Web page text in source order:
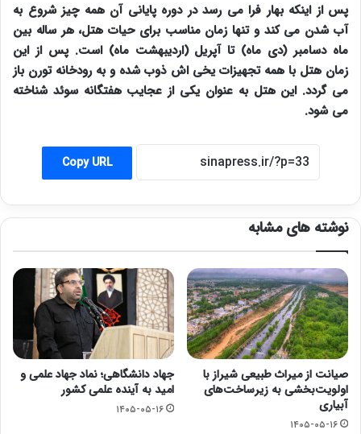
پس از اینکه بهار فرا می رسد در دوره پایانی آن همه چیز شروع به
آب شدن می کند و تنها زمان مناسب برای حیات هتل، هر ساله بین
ماه دسامبر (دی ماه) تا آپریل (اردیبهشت ماه) است. پس از این
زمان هتل با همه تجهیزات یخی اش ذوب شده و به رودخانه تورن باز
می گردد. این هتل به عنوان یکی از عجایب هفتگانه سوئد شناخته
می شود.
Copy URL
نوشته های مشابه
صیانت از میراث طبیعی شیراز با
اولویت‌بخشی به زیرساخت‌های
آبیاری
۱۴۰۵-۰۵-۱۶
جهاد دانشگاهی؛ نماد جهاد علمی و
امید به آینده علمی کشور
۱۴۰۵-۰۵-۱۶